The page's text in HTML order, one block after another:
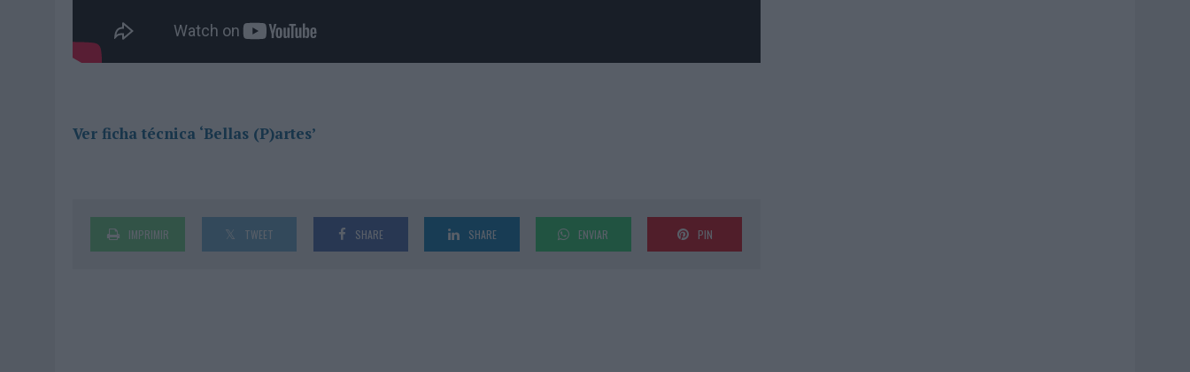
Ver ficha técnica ‘Bellas (P)artes’
IMPRIMIR TWEET SHARE SHARE ENVIAR PIN